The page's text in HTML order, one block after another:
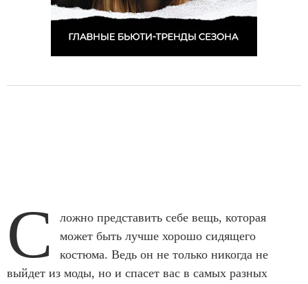
С
ложно представить себе вещь, которая
может быть лучше хорошо сидящего
костюма. Ведь он не только никогда не
выйдет из моды, но и спасет вас в самых разных